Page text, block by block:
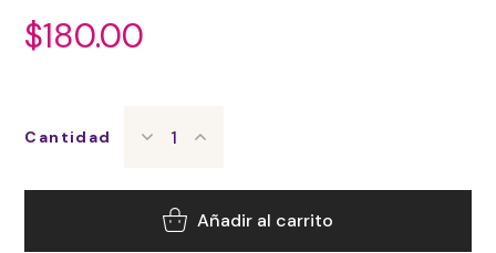
$180.00
Cantidad
Añadir al carrito